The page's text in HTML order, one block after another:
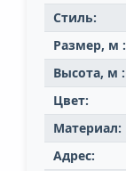
Стиль:
Размер, м :
Высота, м :
Цвет:
Материал:
Адрес: